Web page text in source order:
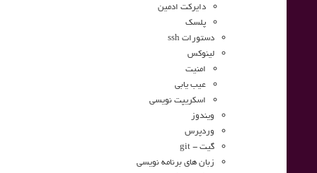
دایرکت ادمین
پلسک
دستورات ssh
لینوکس
امنیت
عیب یابی
اسکریپت نویسی
ویندوز
وردپرس
گیت - git
زبان های برنامه نویسی